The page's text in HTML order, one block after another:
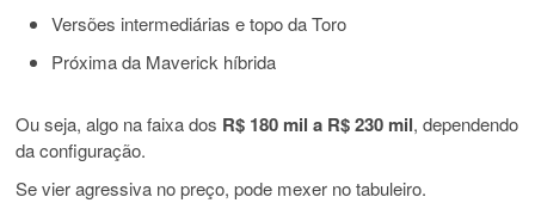
Versões intermediárias e topo da Toro
Próxima da Maverick híbrida
Ou seja, algo na faixa dos R$ 180 mil a R$ 230 mil, dependendo
da configuração.
Se vier agressiva no preço, pode mexer no tabuleiro.